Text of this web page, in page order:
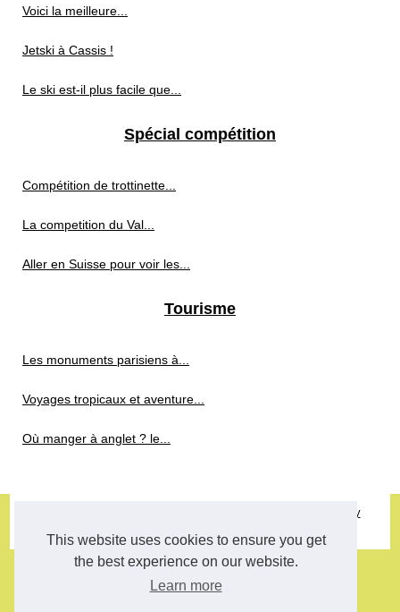
This website uses cookies to ensure you get
the best experience on our website.
Learn more
Voici la meilleure...
Jetski à Cassis !
Le ski est-il plus facile que...
Spécial compétition
Compétition de trottinette...
La competition du Val...
Aller en Suisse pour voir les...
Tourisme
Les monuments parisiens à...
Voyages tropicaux et aventure...
Où manger à anglet ? le...
Cookies Policy